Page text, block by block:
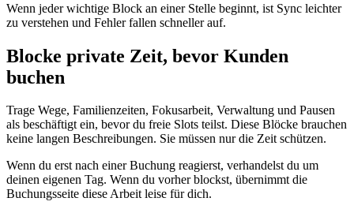
Wenn jeder wichtige Block an einer Stelle beginnt, ist Sync leichter
zu verstehen und Fehler fallen schneller auf.
Blocke private Zeit, bevor Kunden
buchen
Trage Wege, Familienzeiten, Fokusarbeit, Verwaltung und Pausen
als beschäftigt ein, bevor du freie Slots teilst. Diese Blöcke brauchen
keine langen Beschreibungen. Sie müssen nur die Zeit schützen.
Wenn du erst nach einer Buchung reagierst, verhandelst du um
deinen eigenen Tag. Wenn du vorher blockst, übernimmt die
Buchungsseite diese Arbeit leise für dich.